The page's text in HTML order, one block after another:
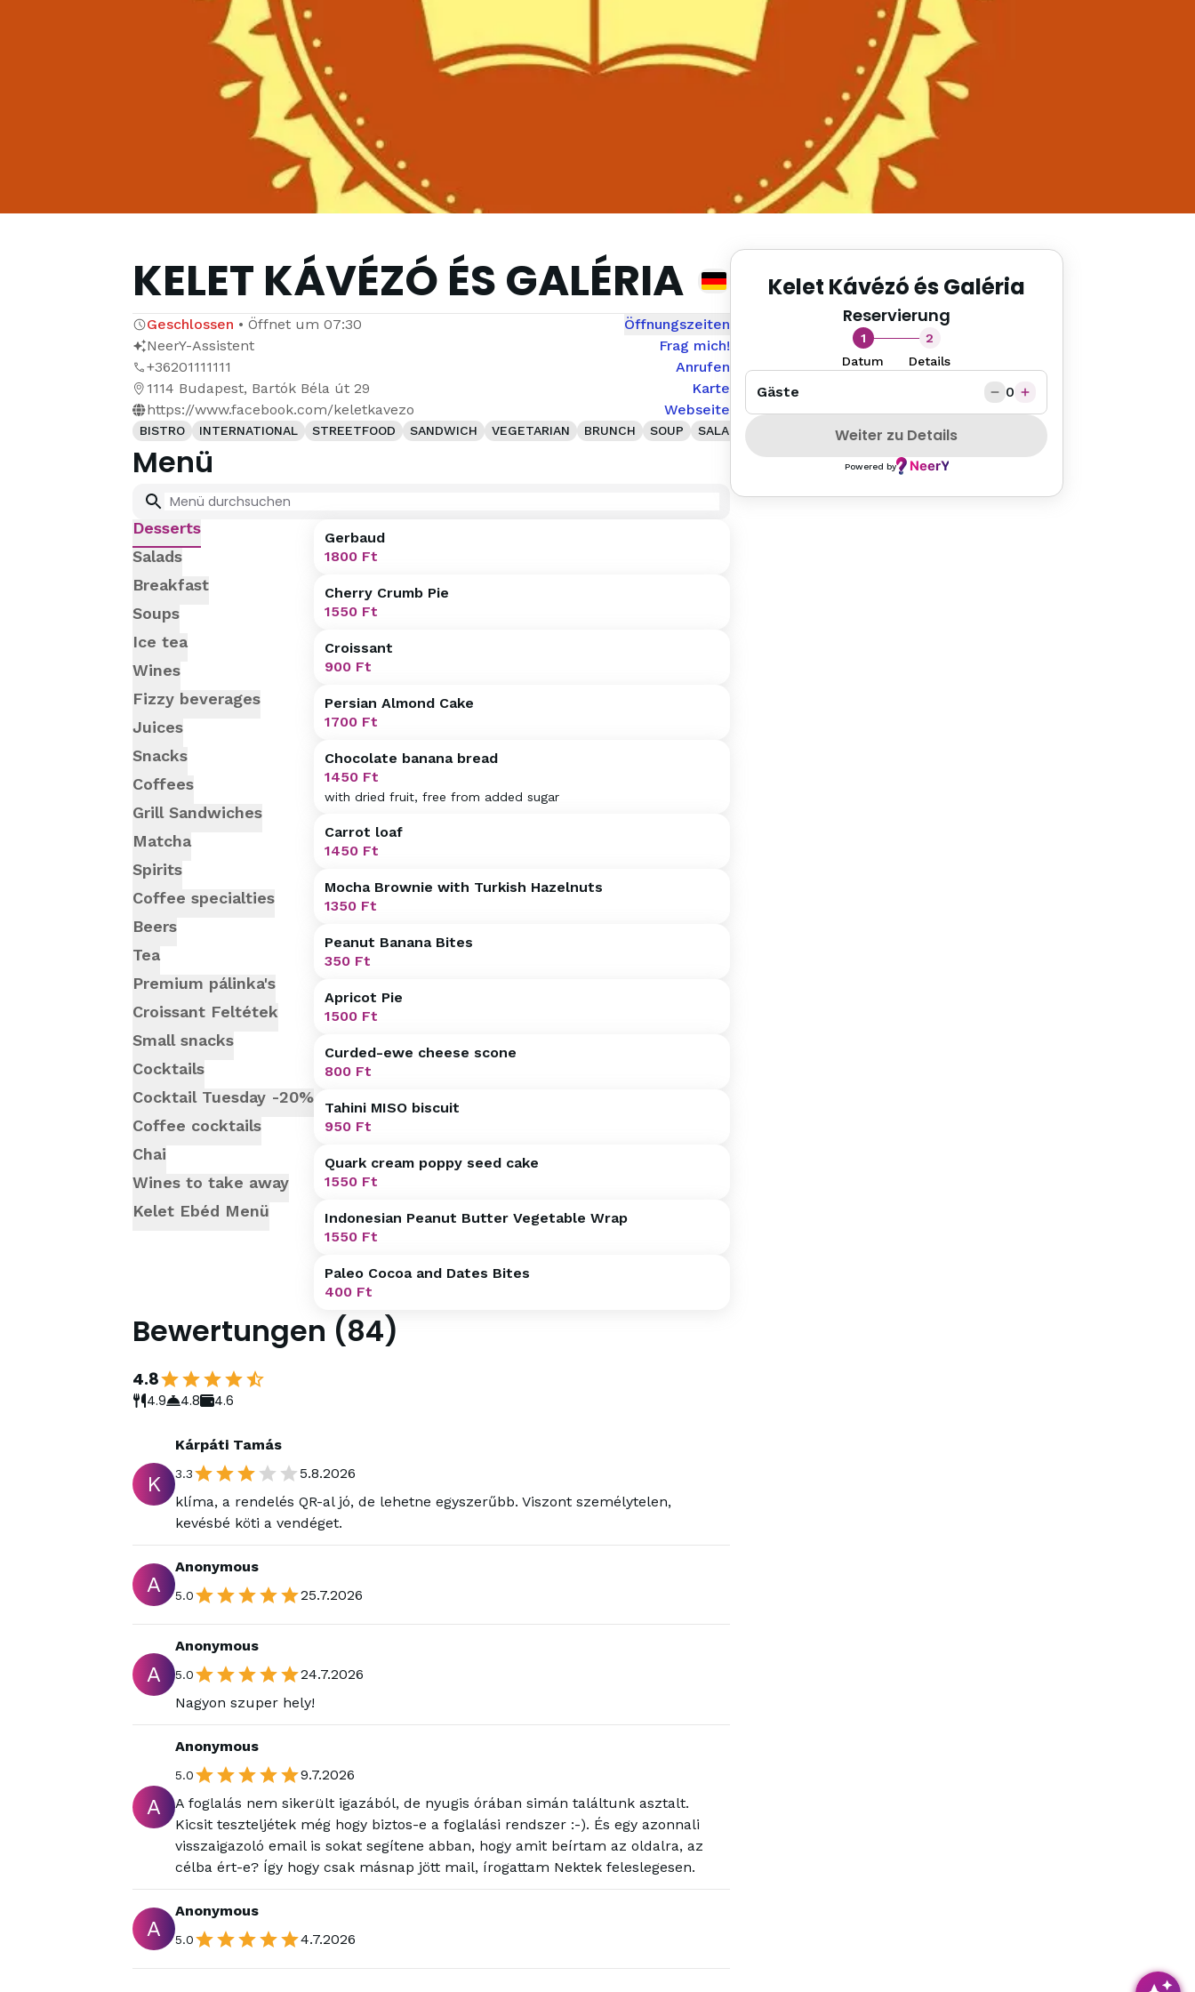
KELET KÁVÉZÓ ÉS GALÉRIA
Geschlossen • Öffnet um 07:30
Öffnungszeiten
NeerY-Assistent
Frag mich!
+36201111111
Anrufen
1114 Budapest, Bartók Béla út 29
Karte
https://www.facebook.com/keletkavezo
Webseite
BISTRO INTERNATIONAL STREETFOOD SANDWICH VEGETARIAN BRUNCH SOUP SALAD GLUTENFREE PETFRIENDLY
Menü
Desserts
Salads
Breakfast
Soups
Ice tea
Wines
Fizzy beverages
Juices
Snacks
Coffees
Grill Sandwiches
Matcha
Spirits
Coffee specialties
Beers
Tea
Premium pálinka's
Croissant Feltétek
Small snacks
Cocktails
Cocktail Tuesday -20%
Coffee cocktails
Chai
Wines to take away
Kelet Ebéd Menü
Gerbaud
1800Ft
Cherry Crumb Pie
1550Ft
Croissant
900Ft
Persian Almond Cake
1700Ft
Chocolate banana bread
1450Ft
with dried fruit, free from added sugar
Carrot loaf
1450Ft
Mocha Brownie with Turkish Hazelnuts
1350Ft
Peanut Banana Bites
350Ft
Apricot Pie
1500Ft
Curded-ewe cheese scone
800Ft
Tahini MISO biscuit
950Ft
Quark cream poppy seed cake
1550Ft
Indonesian Peanut Butter Vegetable Wrap
1550Ft
Paleo Cocoa and Dates Bites
400Ft
Bewertungen (84)
4.8
4.9 4.8 4.6
K
Kárpáti Tamás
3.3
5.8.2026
klíma, a rendelés QR-al jó, de lehetne egyszerűbb. Viszont személytelen,
kevésbé köti a vendéget.
A
Anonymous
5.0 25.7.2026
A
Anonymous
5.0
24.7.2026
Nagyon szuper hely!
A
Anonymous
5.0
9.7.2026
A foglalás nem sikerült igazából, de nyugis órában simán találtunk asztalt.
Kicsit teszteljétek még hogy biztos-e a foglalási rendszer :-). És egy azonnali
visszaigazoló email is sokat segítene abban, hogy amit beírtam az oldalra, az
célba ért-e? Így hogy csak másnap jött mail, írogattam Nektek feleslegesen.
A
Anonymous
5.0 4.7.2026
Kelet Kávézó és Galéria
Reservierung
1
Datum
2
Details
Gäste 0
Weiter zu Details
Powered by